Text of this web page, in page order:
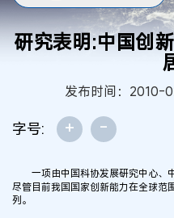
研究表明:中国创
发布时间：2010-
字号: + -
一项由中国科协发展研究中心、中
尽管目前我国国家创新能力在全球范
列。